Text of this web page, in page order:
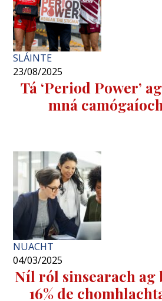
SLÁINTE
23/08/2025
Tá ‘Period Power’
mná
NUACHT
04/03/2025
Níl ról sinsearach ag
16% de